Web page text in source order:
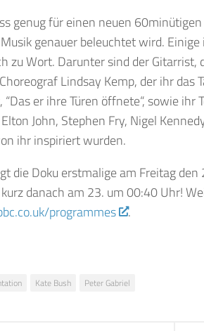
genug für einen neuen 60minütigen
genauer beleuchtet wird. Einige
zu Wort. Darunter sind derGitarrist,
Choreograf Lindsay Kemp, derihr das
“Das er ihre Türen öffnete“, sowieihr
Elton John, Stephen Fry, Nigel
ihrinspiriert wurden.
die Doku erstmalige am Freitag
danach am 23. um 00:40 Uhr!
programmes
.
Kate Bush Peter Gabriel